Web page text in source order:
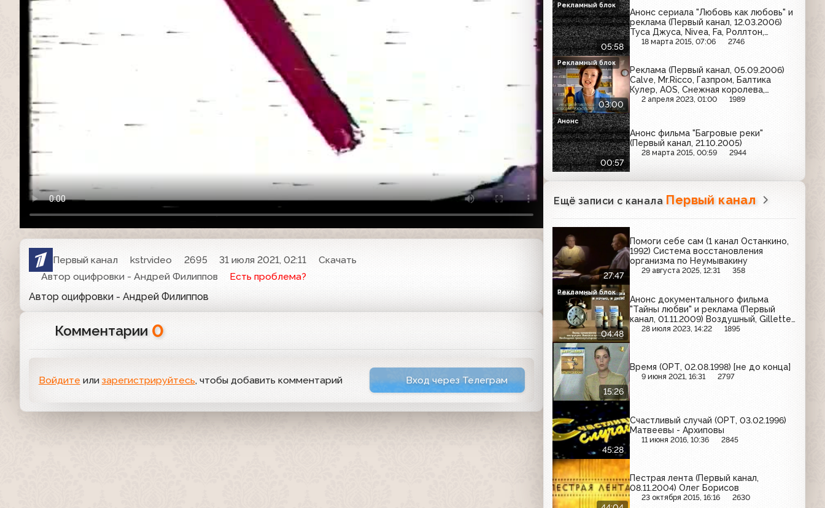
Первый канал kstrvideo 2695 31 июля 2021, 02:11
Скачать
Автор оцифровки - Андрей Филиппов
Есть проблема?
Автор оцифровки - Андрей Филиппов
Комментарии 0
Войдите или зарегистрируйтесь, чтобы добавить комментарий Вход через Телеграм
05:58
Анонс сериала "Любовь как любовь" и
реклама (Первый канал, 12.03.2006)
Туса Джуса, Nivea, Fa, Роллтон,
Добрый, Intel, Maybelline, Фруктовый
18 марта 2015, 07:06 2746
Рекламный блок
03:00
Реклама (Первый канал, 05.09.2006)
Calve, Mr.Ricco, Газпром, Балтика
Кулер, AOS, Снежная королева,
Биттнер, Sorti, Йодомарин, Красная
2 апреля 2023, 01:00 1989
Рекламный блок
00:57
Анонс фильма "Багровые реки"
(Первый канал, 21.10.2005)
28 марта 2015, 00:59 2944
Анонс
Ещё записи с канала Первый канал
27:47
Помоги себе сам (1 канал Останкино,
1992) Система восстановления
организма по Неумывакину
29 августа 2025, 12:31 358
04:48
Анонс документального фильма
"Тайны любви" и реклама (Первый
канал, 01.11.2009) Воздушный, Gillette,
Називин, Garnier, Доширак, Pampers,
28 июля 2023, 14:22 1895
Рекламный блок
15:26
Время (ОРТ, 02.08.1998) [не до конца]
9 июня 2021, 16:31 2797
45:28
Счастливый случай (ОРТ, 03.02.1996)
Матвеевы - Архиповы
11 июня 2016, 10:36 2845
Пестрая лента (Первый канал,
08.11.2004) Олег Борисов
23 октября 2015, 16:16 2630